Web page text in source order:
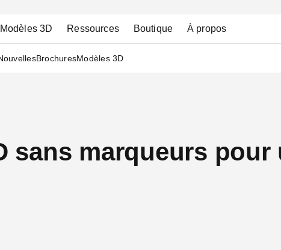
Modèles 3D Ressources Boutique À propos
BrochuresModèles 3D
sans marqueurs pour